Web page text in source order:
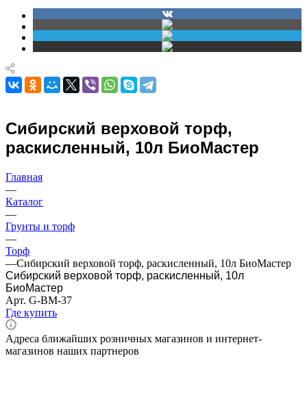
Сибирский верховой торф,
раскисленный, 10л БиоМастер
Главная
—
Каталог
—
Грунты и торф
—
Торф
—Сибирский верховой торф, раскисленный, 10л БиоМастер
Сибирский верховой торф, раскисленный, 10л
БиоМастер
Арт. G-BM-37
Где купить
Адреса ближайших розничных магазинов и интернет-
магазинов наших партнеров